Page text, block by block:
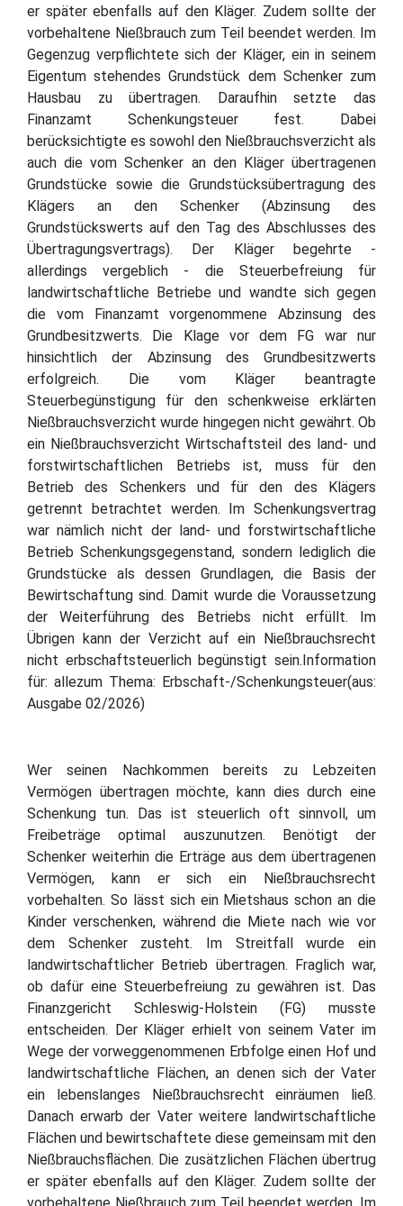
er später ebenfalls auf den Kläger. Zudem sollte der
vorbehaltene Nießbrauch zum Teil beendet werden. Im
Gegenzug verpflichtete sich der Kläger, ein in seinem
Eigentum stehendes Grundstück dem Schenker zum
Hausbau zu übertragen. Daraufhin setzte das
Finanzamt Schenkungsteuer fest. Dabei
berücksichtigte es sowohl den Nießbrauchsverzicht als
auch die vom Schenker an den Kläger übertragenen
Grundstücke sowie die Grundstücksübertragung des
Klägers an den Schenker (Abzinsung des
Grundstückswerts auf den Tag des Abschlusses des
Übertragungsvertrags). Der Kläger begehrte -
allerdings vergeblich - die Steuerbefreiung für
landwirtschaftliche Betriebe und wandte sich gegen
die vom Finanzamt vorgenommene Abzinsung des
Grundbesitzwerts. Die Klage vor dem FG war nur
hinsichtlich der Abzinsung des Grundbesitzwerts
erfolgreich. Die vom Kläger beantragte
Steuerbegünstigung für den schenkweise erklärten
Nießbrauchsverzicht wurde hingegen nicht gewährt. Ob
ein Nießbrauchsverzicht Wirtschaftsteil des land- und
forstwirtschaftlichen Betriebs ist, muss für den
Betrieb des Schenkers und für den des Klägers
getrennt betrachtet werden. Im Schenkungsvertrag
war nämlich nicht der land- und forstwirtschaftliche
Betrieb Schenkungsgegenstand, sondern lediglich die
Grundstücke als dessen Grundlagen, die Basis der
Bewirtschaftung sind. Damit wurde die Voraussetzung
der Weiterführung des Betriebs nicht erfüllt. Im
Übrigen kann der Verzicht auf ein Nießbrauchsrecht
nicht erbschaftsteuerlich begünstigt sein.Information
für: allezum Thema: Erbschaft-/Schenkungsteuer(aus:
Ausgabe 02/2026)
Wer seinen Nachkommen bereits zu Lebzeiten
Vermögen übertragen möchte, kann dies durch eine
Schenkung tun. Das ist steuerlich oft sinnvoll, um
Freibeträge optimal auszunutzen. Benötigt der
Schenker weiterhin die Erträge aus dem übertragenen
Vermögen, kann er sich ein Nießbrauchsrecht
vorbehalten. So lässt sich ein Mietshaus schon an die
Kinder verschenken, während die Miete nach wie vor
dem Schenker zusteht. Im Streitfall wurde ein
landwirtschaftlicher Betrieb übertragen. Fraglich war,
ob dafür eine Steuerbefreiung zu gewähren ist. Das
Finanzgericht Schleswig-Holstein (FG) musste
entscheiden. Der Kläger erhielt von seinem Vater im
Wege der vorweggenommenen Erbfolge einen Hof und
landwirtschaftliche Flächen, an denen sich der Vater
ein lebenslanges Nießbrauchsrecht einräumen ließ.
Danach erwarb der Vater weitere landwirtschaftliche
Flächen und bewirtschaftete diese gemeinsam mit den
Nießbrauchsflächen. Die zusätzlichen Flächen übertrug
er später ebenfalls auf den Kläger. Zudem sollte der
vorbehaltene Nießbrauch zum Teil beendet werden. Im